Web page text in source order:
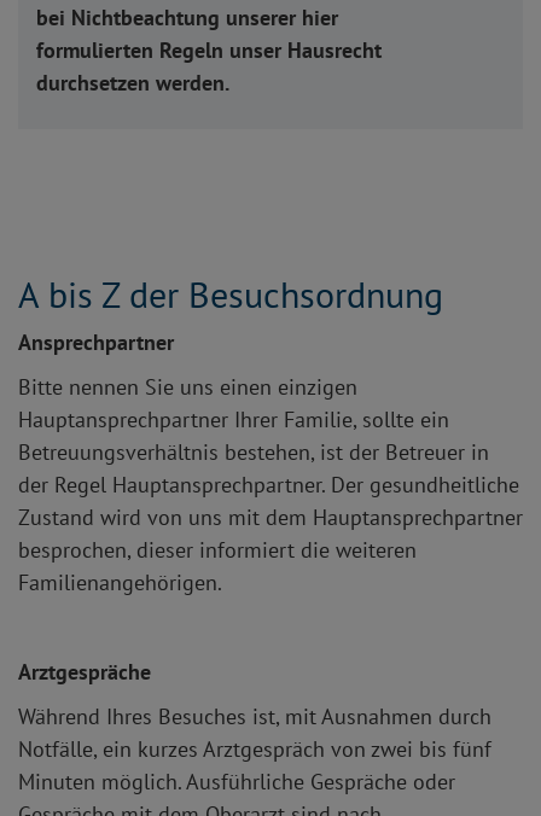
bei Nichtbeachtung unserer hier
formulierten Regeln unser Hausrecht
durchsetzen werden.
A bis Z der Besuchsordnung
Ansprechpartner
Bitte nennen Sie uns einen einzigen
Hauptansprechpartner Ihrer Familie, sollte ein
Betreuungsverhältnis bestehen, ist der Betreuer in
der Regel Hauptansprechpartner. Der gesundheitliche
Zustand wird von uns mit dem Hauptansprechpartner
besprochen, dieser informiert die weiteren
Familienangehörigen.
Arztgespräche
Während Ihres Besuches ist, mit Ausnahmen durch
Notfälle, ein kurzes Arztgespräch von zwei bis fünf
Minuten möglich. Ausführliche Gespräche oder